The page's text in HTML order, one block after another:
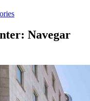
Navegar